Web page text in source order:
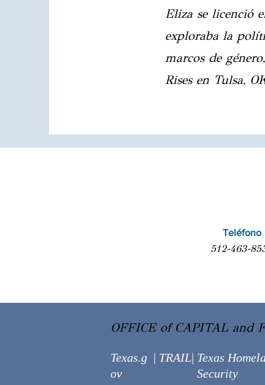
Eliza se licenció
exploraba la
marcos de
Rises en Tulsa,
Teléfono
512-463-
OFFICE of CAPITAL and
Texas.g
ov
| TRAIL Texas
Security
|